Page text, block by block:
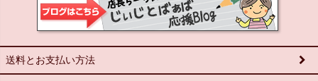
送料とお支払い方法